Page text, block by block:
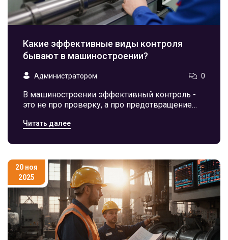
Какие эффективные виды контроля
бывают в машиностроении?
Администратором 0
В машиностроении эффективный контроль -
это не про проверку, а про предотвращение
входной, текущий, заключительный,
документальный. Какие работают, а какие -
Читать далее
20 ноя
2025